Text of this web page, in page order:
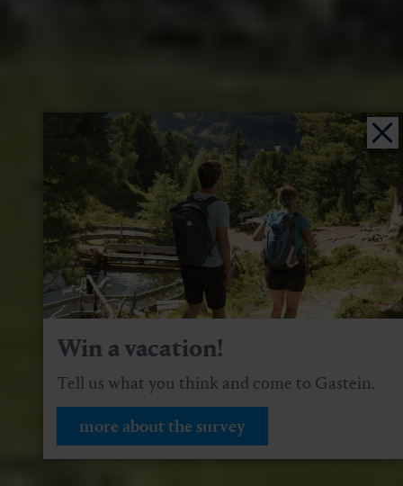
Win a vacation!
Tell us what you think and come to Gastein.
more about the survey